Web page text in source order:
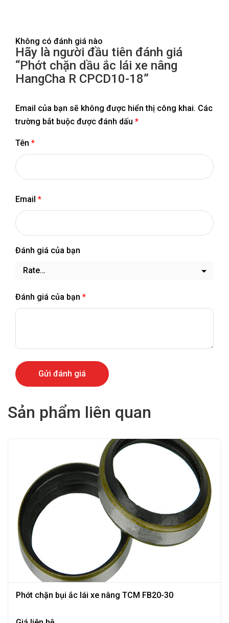
Không có đánh giá nào
Hãy là người đầu tiên đánh giá
“Phớt chặn dầu ắc lái xe nâng
HangCha R CPCD10-18”
Email của bạn sẽ không được hiển thị công khai. Các
trường bắt buộc được đánh dấu *
Tên *
Email *
Đánh giá của bạn
Đánh giá của bạn *
Sản phẩm liên quan
Phớt chặn bụi ắc lái xe nâng TCM FB20-30